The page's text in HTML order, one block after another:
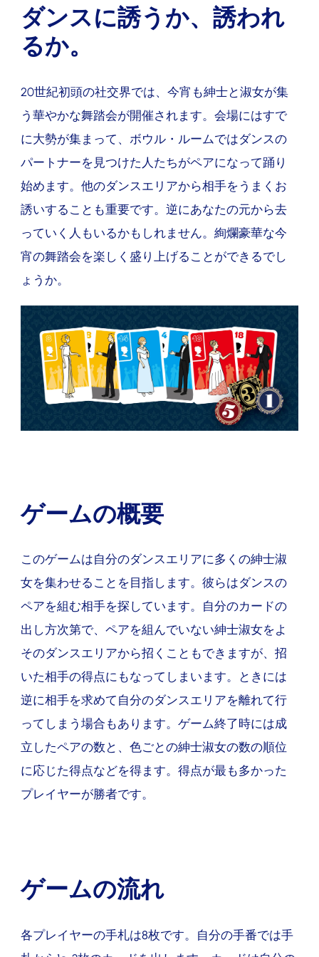
ダンスに誘うか、誘われ
るか。
20世紀初頭の社交界では、今宵も紳士と淑女が集
う華やかな舞踏会が開催されます。会場にはすで
に大勢が集まって、ボウル・ルームではダンスの
パートナーを見つけた人たちがペアになって踊り
始めます。他のダンスエリアから相手をうまくお
誘いすることも重要です。逆にあなたの元から去
っていく人もいるかもしれません。絢爛豪華な今
宵の舞踏会を楽しく盛り上げることができるでし
ょうか。
ゲームの概要
このゲームは自分のダンスエリアに多くの紳士淑
女を集わせることを目指します。彼らはダンスの
ペアを組む相手を探しています。自分のカードの
出し方次第で、ペアを組んでいない紳士淑女をよ
そのダンスエリアから招くこともできますが、招
いた相手の得点にもなってしまいます。ときには
逆に相手を求めて自分のダンスエリアを離れて行
ってしまう場合もあります。ゲーム終了時には成
立したペアの数と、色ごとの紳士淑女の数の順位
に応じた得点などを得ます。得点が最も多かった
プレイヤーが勝者です。
ゲームの流れ
各プレイヤーの手札は8枚です。自分の手番では手